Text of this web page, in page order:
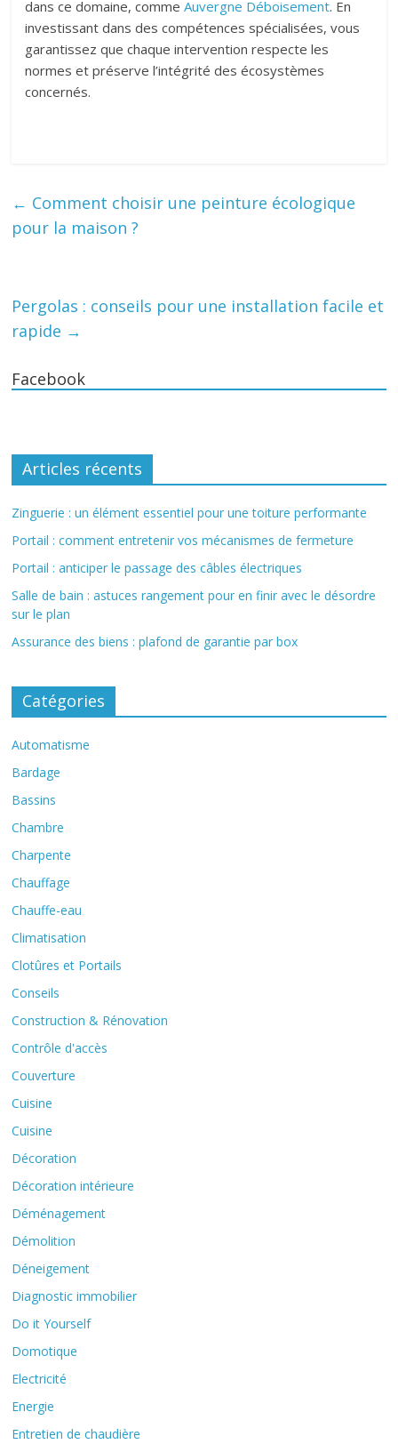
dans ce domaine, commeAuvergne Déboisement. En
investissant dans des compétences spécialisées, vous
garantissez que chaque intervention respecte les
normes et préserve l’intégrité des écosystèmes
concernés.
← Comment choisir une peinture écologique
pour la maison ?
Pergolas : conseils pour une installation facile et
rapide →
Facebook
Articles récents
Zinguerie : un élément essentiel pour une toiture performante
Portail : comment entretenir vos mécanismes de fermeture
Portail : anticiper le passage des câbles électriques
Salle de bain : astuces rangement pour en finir avec le désordre
sur le plan
Assurance des biens : plafond de garantie par box
Catégories
Automatisme
Bardage
Bassins
Chambre
Charpente
Chauffage
Chauffe-eau
Climatisation
Clotûres et Portails
Conseils
Construction & Rénovation
Contrôle d'accès
Couverture
Cuisine
Cuisine
Décoration
Décoration intérieure
Déménagement
Démolition
Déneigement
Diagnostic immobilier
Do it Yourself
Domotique
Electricité
Energie
Entretien de chaudière